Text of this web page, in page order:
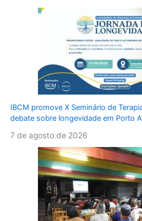
IBCM promove X Seminário de
debate sobre longevidade em Porto
7 de agosto de 2026